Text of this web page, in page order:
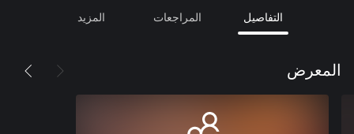
التفاصيل المراجعات المزيد
المعرض